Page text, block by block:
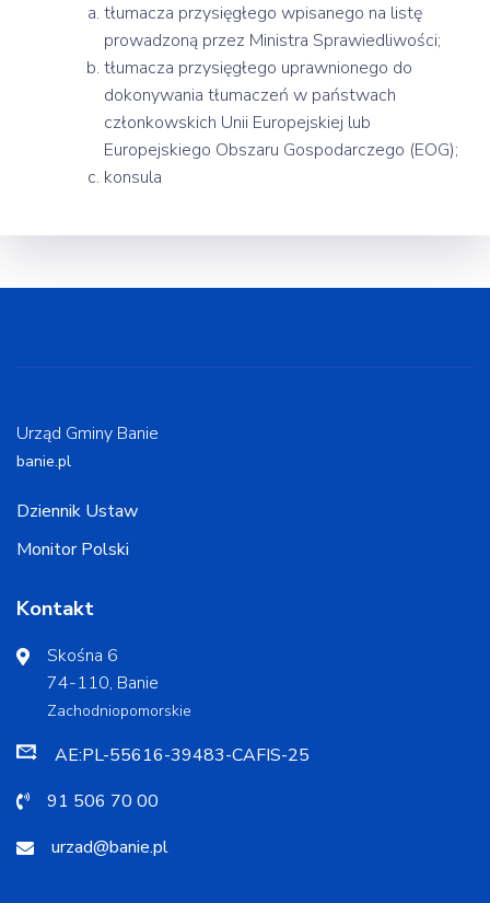
tłumacza przysięgłego wpisanego na listę
prowadzoną przez Ministra Sprawiedliwości;
tłumacza przysięgłego uprawnionego do
dokonywania tłumaczeń w państwach
członkowskich Unii Europejskiej lub
Europejskiego Obszaru Gospodarczego (EOG);
konsula
Urząd Gminy Banie
banie.pl
Dziennik Ustaw
Monitor Polski
Kontakt
Skośna 6
74-110, Banie
Zachodniopomorskie
AE:PL-55616-39483-CAFIS-25
91 506 70 00
urzad@banie.pl